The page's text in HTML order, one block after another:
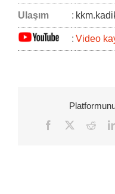
Ulaşım :
: Video
Facebook
Twitter